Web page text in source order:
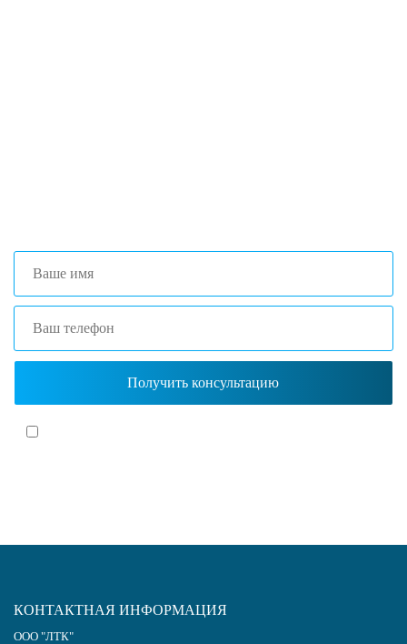
КОНТАКТНАЯ ИНФОРМАЦИЯ
ООО "ЛТК"